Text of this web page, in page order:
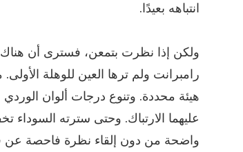
انتباهه بعيدًا.
ولكن إذا نظرت بتمعن، فسترى أن هناك
رامبرانت ولم ترها العين للوهلة
هيئة محددة. وتنوع درجات ألوان الوردي
عليهما الارتباك. وحتى سترته السوداء
واضحة من دون إلقاء نظرة فاحصة